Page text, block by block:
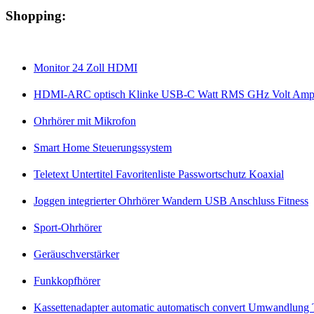
Shopping:
Monitor 24 Zoll HDMI
HDMI-ARC optisch Klinke USB-C Watt RMS GHz Volt
Ohrhörer mit Mikrofon
Smart Home Steuerungssystem
Teletext Untertitel Favoritenliste Passwortschutz Koaxial
Joggen integrierter Ohrhörer Wandern USB Anschluss Fitness
Sport-Ohrhörer
Geräuschverstärker
Funkkopfhörer
Kassettenadapter automatic automatisch convert